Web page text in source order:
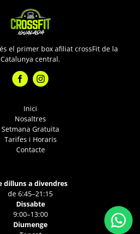
el primer box afiliat crossFit de la
Catalunya central.
Inici
Nosaltres
Setmana Gratuïta
Tarifes i Horaris
Contacte
dilluns a divendres
de 6:45–21:15
Dissabte
9:00–13:00
Diumenge